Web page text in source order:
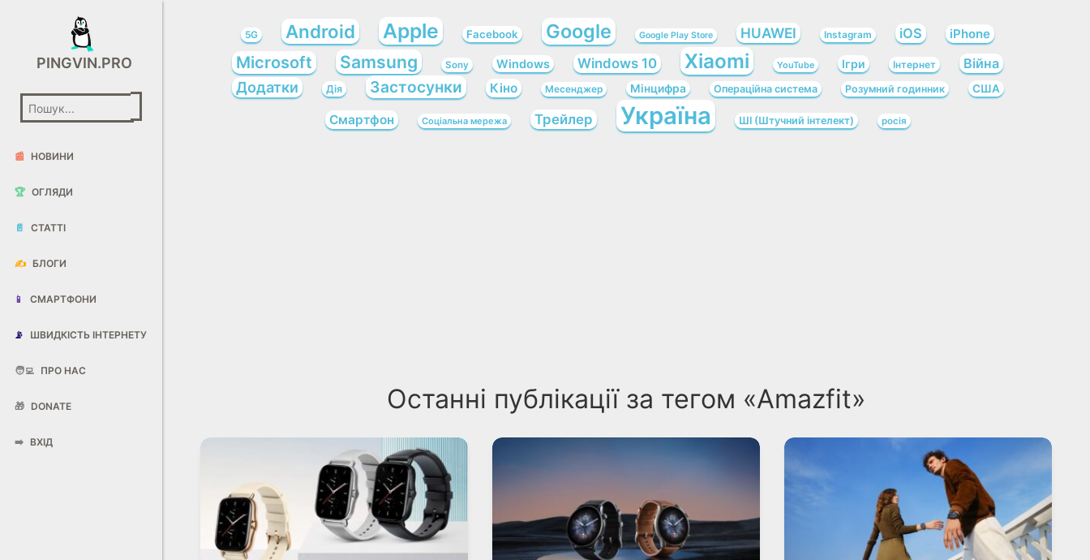
PINGVIN.PRO
📰 НОВИНИ
🏆 ОГЛЯДИ
📄 СТАТТІ
✍️ БЛОГИ
📱 СМАРТФОНИ
📡 ШВИДКІСТЬ ІНТЕРНЕТУ
🧑‍💻 ПРО НАС
🎁 DONATE
➡️ ВХІД
5G Android Apple Facebook Google Google Play Store HUAWEI Instagram iOS iPhone
Microsoft Samsung Sony Windows Windows 10 Xiaomi YouTube Ігри Інтернет Війна
Додатки Дія Застосунки Кіно Месенджер Мінцифра Операційна система Розумний годинник США
Смартфон Соціальна мережа Трейлер Україна ШІ (Штучний інтелект) росія
Останні публікації за тегом «Amazfit»